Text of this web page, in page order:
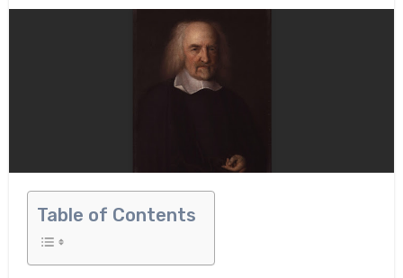
Table of Contents